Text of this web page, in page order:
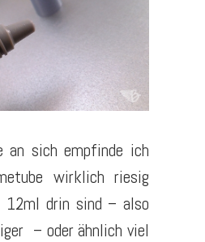
an sich empfinde ich
wirklich riesig
12ml drin sind – also
– oder ähnlich viel